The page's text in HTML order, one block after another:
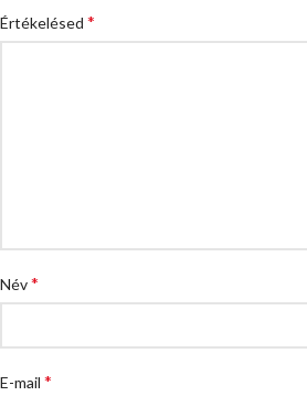
Értékelésed *
Név*
E-mail *